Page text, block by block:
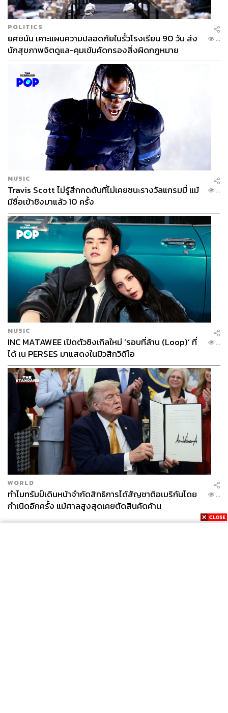
TAGS: Adidas กีฬาฟุตบอล Lionel Messi F50 Triunfo
ABOUT THE AUTHOR
สมศักดิ์ จันทวิชชประภา
หลงใหลในความตื่นเต้นของกีฬาและความ
สงบของการอ่านหนังสือเงียบๆ
POLITICS
ยศชนัน เคาะแผนความปลอดภัยในรั้วโรงเรียน 90 วัน ส่ง
นักสุขภาพจิตดูแล-คุมเข้มคัดกรองสิ่งผิดกฎหมาย
...
MUSIC
Travis Scott ไม่รู้สึกกดดันที่ไม่เคยชนะรางวัลแกรมมี่ แม้
มีชื่อเข้าชิงมาแล้ว 10 ครั้ง
...
MUSIC
INC MATAWEE เปิดตัวซิงเกิลใหม่ ‘รอบที่ล้าน (Loop)’ ที่
ได้ เน PERSES มาแสดงในมิวสิกวิดีโอ
...
WORLD
ทำไมทรัมป์เดินหน้าจำกัดสิทธิการได้สัญชาติอเมริกันโดย
กำเนิดอีกครั้ง แม้ศาลสูงสุดเคยตัดสินคัดค้าน
...